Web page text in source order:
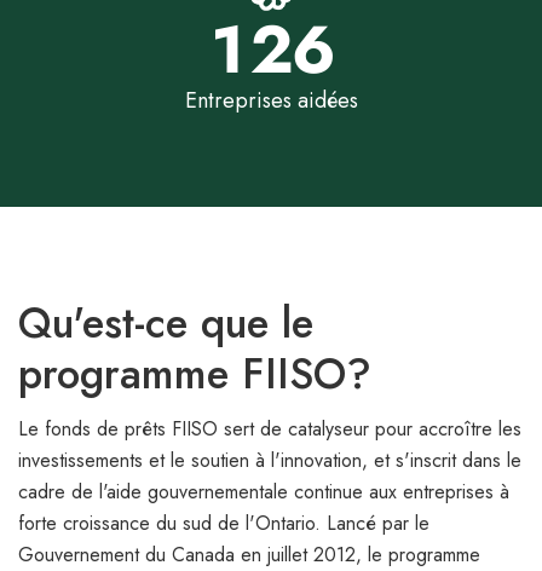
126
Entreprises aidées
Qu'est-ce que le
programme FIISO?
Le fonds de prêts FIISO sert de catalyseur pour accroître les
investissements et le soutien à l'innovation, et s'inscrit dans le
cadre de l'aide gouvernementale continue aux entreprises à
forte croissance du sud de l'Ontario. Lancé par le
Gouvernement du Canada en juillet 2012, le programme